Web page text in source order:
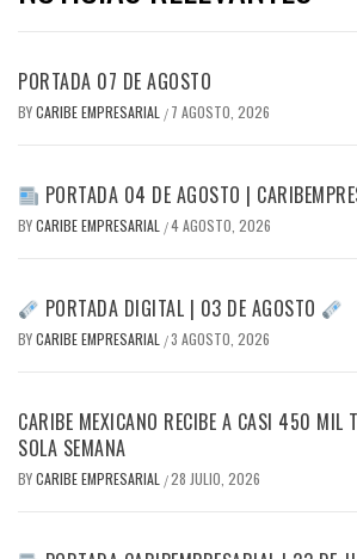
PORTADA 07 DE AGOSTO
BYCARIBE EMPRESARIAL / 7 AGOSTO, 2026
PORTADA 04 DE AGOSTO |
BYCARIBE EMPRESARIAL /4 AGOSTO, 2026
PORTADA DIGITAL | 03 DE AGOSTO
BYCARIBE EMPRESARIAL /3 AGOSTO, 2026
CARIBE MEXICANO RECIBE A CASI 450 MIL
SOLA SEMANA
BYCARIBE EMPRESARIAL /28 JULIO, 2026